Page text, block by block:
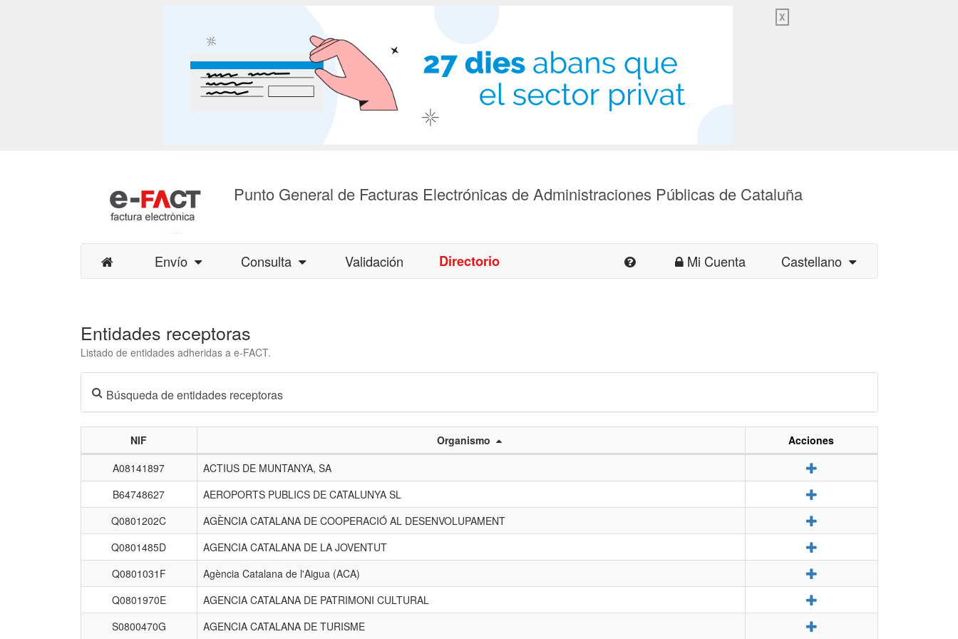
X
Punto General de Facturas Electrónicas de Administraciones Públicas de Cataluña
Envío Consulta Validación Directorio Mi Cuenta Castellano
Entidades receptoras
Listado de entidades adheridas a e-FACT.
Búsqueda de entidades receptoras
entidades
receptoras.
NIF Organismo
Acciones
A08141897
ACTIUS DE MUNTANYA, SA
B64748627
AEROPORTS PUBLICS DE CATALUNYA SL
Q0801202C
AGÈNCIA CATALANA DE COOPERACIÓ AL DESENVOLUPAMENT
Q0801485D
AGENCIA CATALANA DE LA JOVENTUT
Q0801031F
Agència Catalana de l'Aigua (ACA)
Q0801970E
AGENCIA CATALANA DE PATRIMONI CULTURAL
S0800470G
AGENCIA CATALANA DE TURISME